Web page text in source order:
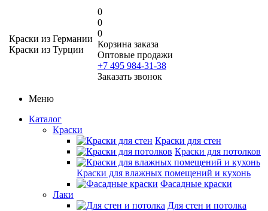
Краски из Германии
Краски из Турции
0
0
0
Корзина заказа
Оптовые продажи
+7 495 984-31-38
Заказать звонок
Меню
Каталог
Краски
Краски для стен
Краски для потолков
Краски для влажных помещений и кухонь
Фасадные краски
Лаки
Для стен и потолка